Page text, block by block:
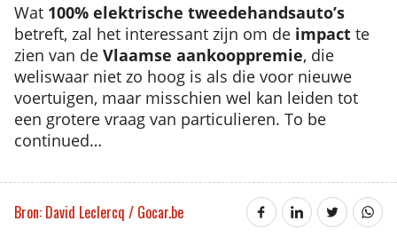
Wat 100% elektrische tweedehandsauto’s
betreft, zal het interessant zijn om de impact te
zien van de Vlaamse aankooppremie, die
weliswaar niet zo hoog is als die voor nieuwe
voertuigen, maar misschien wel kan leiden tot
een grotere vraag van particulieren. To be
continued…
Bron: David Leclercq / Gocar.be